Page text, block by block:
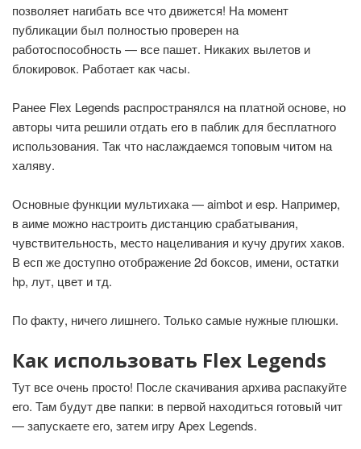
позволяет нагибать все что движется! На момент
публикации был полностью проверен на
работоспособность — все пашет. Никаких вылетов и
блокировок. Работает как часы.
Ранее Flex Legends распространялся на платной основе, но
авторы чита решили отдать его в паблик для бесплатного
использования. Так что наслаждаемся топовым читом на
халяву.
Основные функции мультихака — aimbot и esp. Например,
в аиме можно настроить дистанцию срабатывания,
чувствительность, место нацеливания и кучу других хаков.
В есп же доступно отображение 2d боксов, имени, остатки
hp, лут, цвет и тд.
По факту, ничего лишнего. Только самые нужные плюшки.
Как использовать Flex Legends
Тут все очень просто! После скачивания архива распакуйте
его. Там будут две папки: в первой находиться готовый чит
— запускаете его, затем игру Apex Legends.